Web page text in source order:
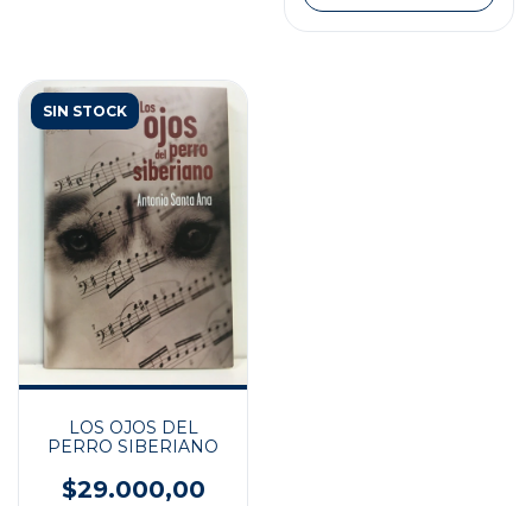
SIN STOCK
LOS OJOS DEL
PERRO SIBERIANO
$29.000,00